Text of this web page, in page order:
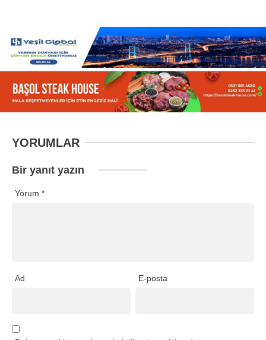
YORUMLAR
Bir yanıt yazın
Yorum *
Ad E-posta